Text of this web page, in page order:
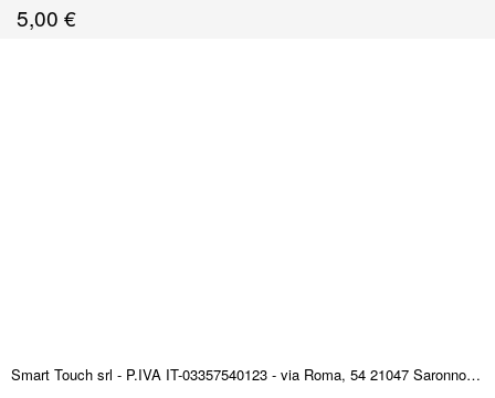
5,00 €
Smart Touch srl - P.IVA IT-03357540123 - via Roma, 54 21047 Saronno (VA) ITALY